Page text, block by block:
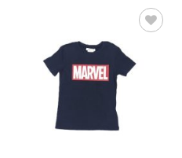
lista de
deseos